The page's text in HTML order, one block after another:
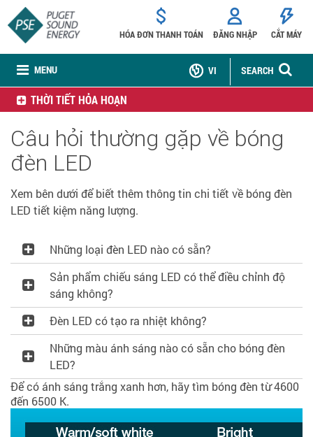
MENU
HÓA ĐƠN THANH TOÁN ĐĂNG NHẬP CẮT MÁY
SEARCH
VI
THỜI TIẾT HỎA HOẠN
Câu hỏi thường gặp về bóng
đèn LED
Xem bên dưới để biết thêm thông tin chi tiết về bóng đèn
LED tiết kiệm năng lượng.
Những loại đèn LED nào có sẵn?
Sản phẩm chiếu sáng LED có thể điều chỉnh độ
sáng không?
Đèn LED có tạo ra nhiệt không?
Những màu ánh sáng nào có sẵn cho bóng đèn
LED?
Để có ánh sáng trắng xanh hơn, hãy tìm bóng đèn từ 4600
đến 6500 K.